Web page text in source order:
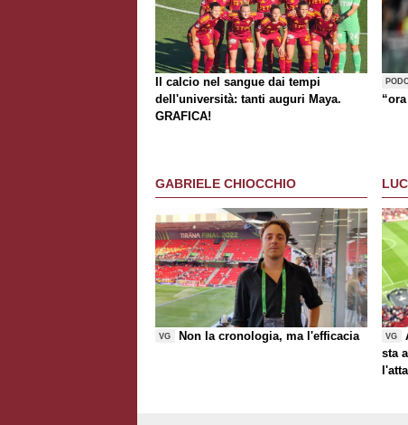
Il calcio nel sangue dai tempi
dell'università: tanti auguri Maya.
GRAFICA!
GABRIELE CHIOCCHIO
VG Non la cronologia, ma l'efficacia VG
sta